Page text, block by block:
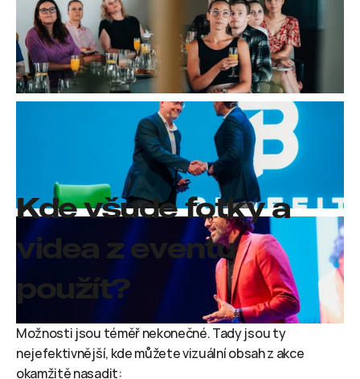
Kde všude fotky a
videa z eventu
použít?
Možnosti jsou téměř nekonečné. Tady jsou ty
nejefektivnější, kde můžete vizuální obsah z akce
okamžitě nasadit: